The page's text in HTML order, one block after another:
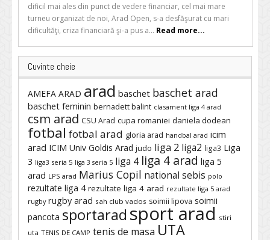
dificil mai ales din punct de vedere financiar, cel mai mare
turneu organizat de noi, Arad Open, s-a desfăşurat cu mari
dificultăţi, criza financiară şi-a pus a... Read more...
Cuvinte cheie
AMEFA ARAD arad baschet baschet arad
baschet feminin bernadett balint clasament liga 4 arad
csm arad CSU Arad cupa romaniei daniela dodean
fotbal fotbal arad gloria arad handbal arad icim
arad ICIM Univ Goldis Arad judo liga 2 liga2 liga3 Liga
3 liga3 seria 5 liga 3 seria 5 liga 4 liga 4 arad liga 5
arad LPS arad Marius Copil national sebis polo
rezultate liga 4 rezultate liga 4 arad rezultate liga 5 arad
rugby rugby arad sah club vados soimii lipova soimii
pancota sportarad sport arad stiri
uta TENIS DE CAMP tenis de masa UTA